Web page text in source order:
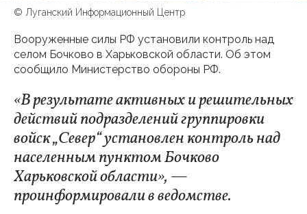
© Луганский Информационный Центр
Вооруженные силы РФ установили контроль над
селом Бочково в Харьковской области. Об этом
сообщило Министерство обороны РФ.
«В результате активных и решительных
действий подразделений группировки
войск „Север“ установлен контроль над
населенным пунктом Бочково
Харьковской области», —
проинформировали в ведомстве.